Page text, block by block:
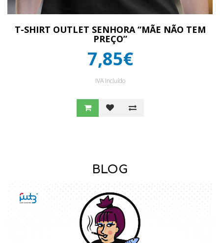
T-SHIRT OUTLET SENHORA “MÃE NÃO TEM
PREÇO”
7,85€
IVA Incluído
BLOG